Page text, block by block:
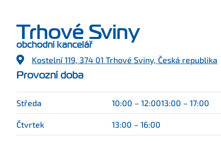
Trhové Sviny
obchodní kancelář
Kostelní 119, 374 01 Trhové Sviny, Česká republika
Provozní doba
Středa 10:00 – 12:0013:00 – 17:00
Čtvrtek 13:00 – 16:00